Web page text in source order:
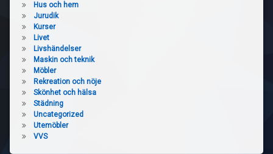
Hus och hem
Jurudik
Kurser
Livet
Livshändelser
Maskin och teknik
Möbler
Rekreation och nöje
Skönhet och hälsa
Städning
Uncategorized
Utemöbler
VVS